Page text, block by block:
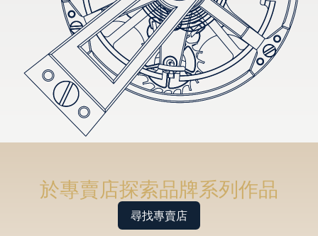
於專賣店探索品牌系列作品
尋找專賣店